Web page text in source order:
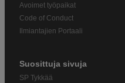
Avoimet työpaikat
Code of Conduct
Ilmiantajien Portaali
Suosittuja sivuja
SP Tykkää